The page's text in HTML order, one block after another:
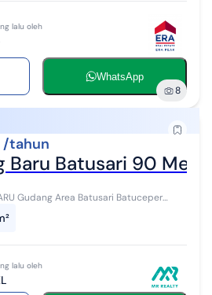
lalu oleh
WhatsApp
8
/tahun
Baru Batusari 90
Gudang 10
lalu oleh